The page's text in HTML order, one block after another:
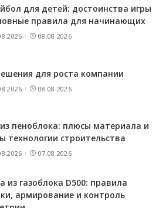
для детей: достоинства игры
правила для начинающих
08.08.2026
для роста компании
08.08.2026
пеноблока: плюсы материала и
технологии строительства
07.08.2026
из газоблока D500: правила
армирование и контроль